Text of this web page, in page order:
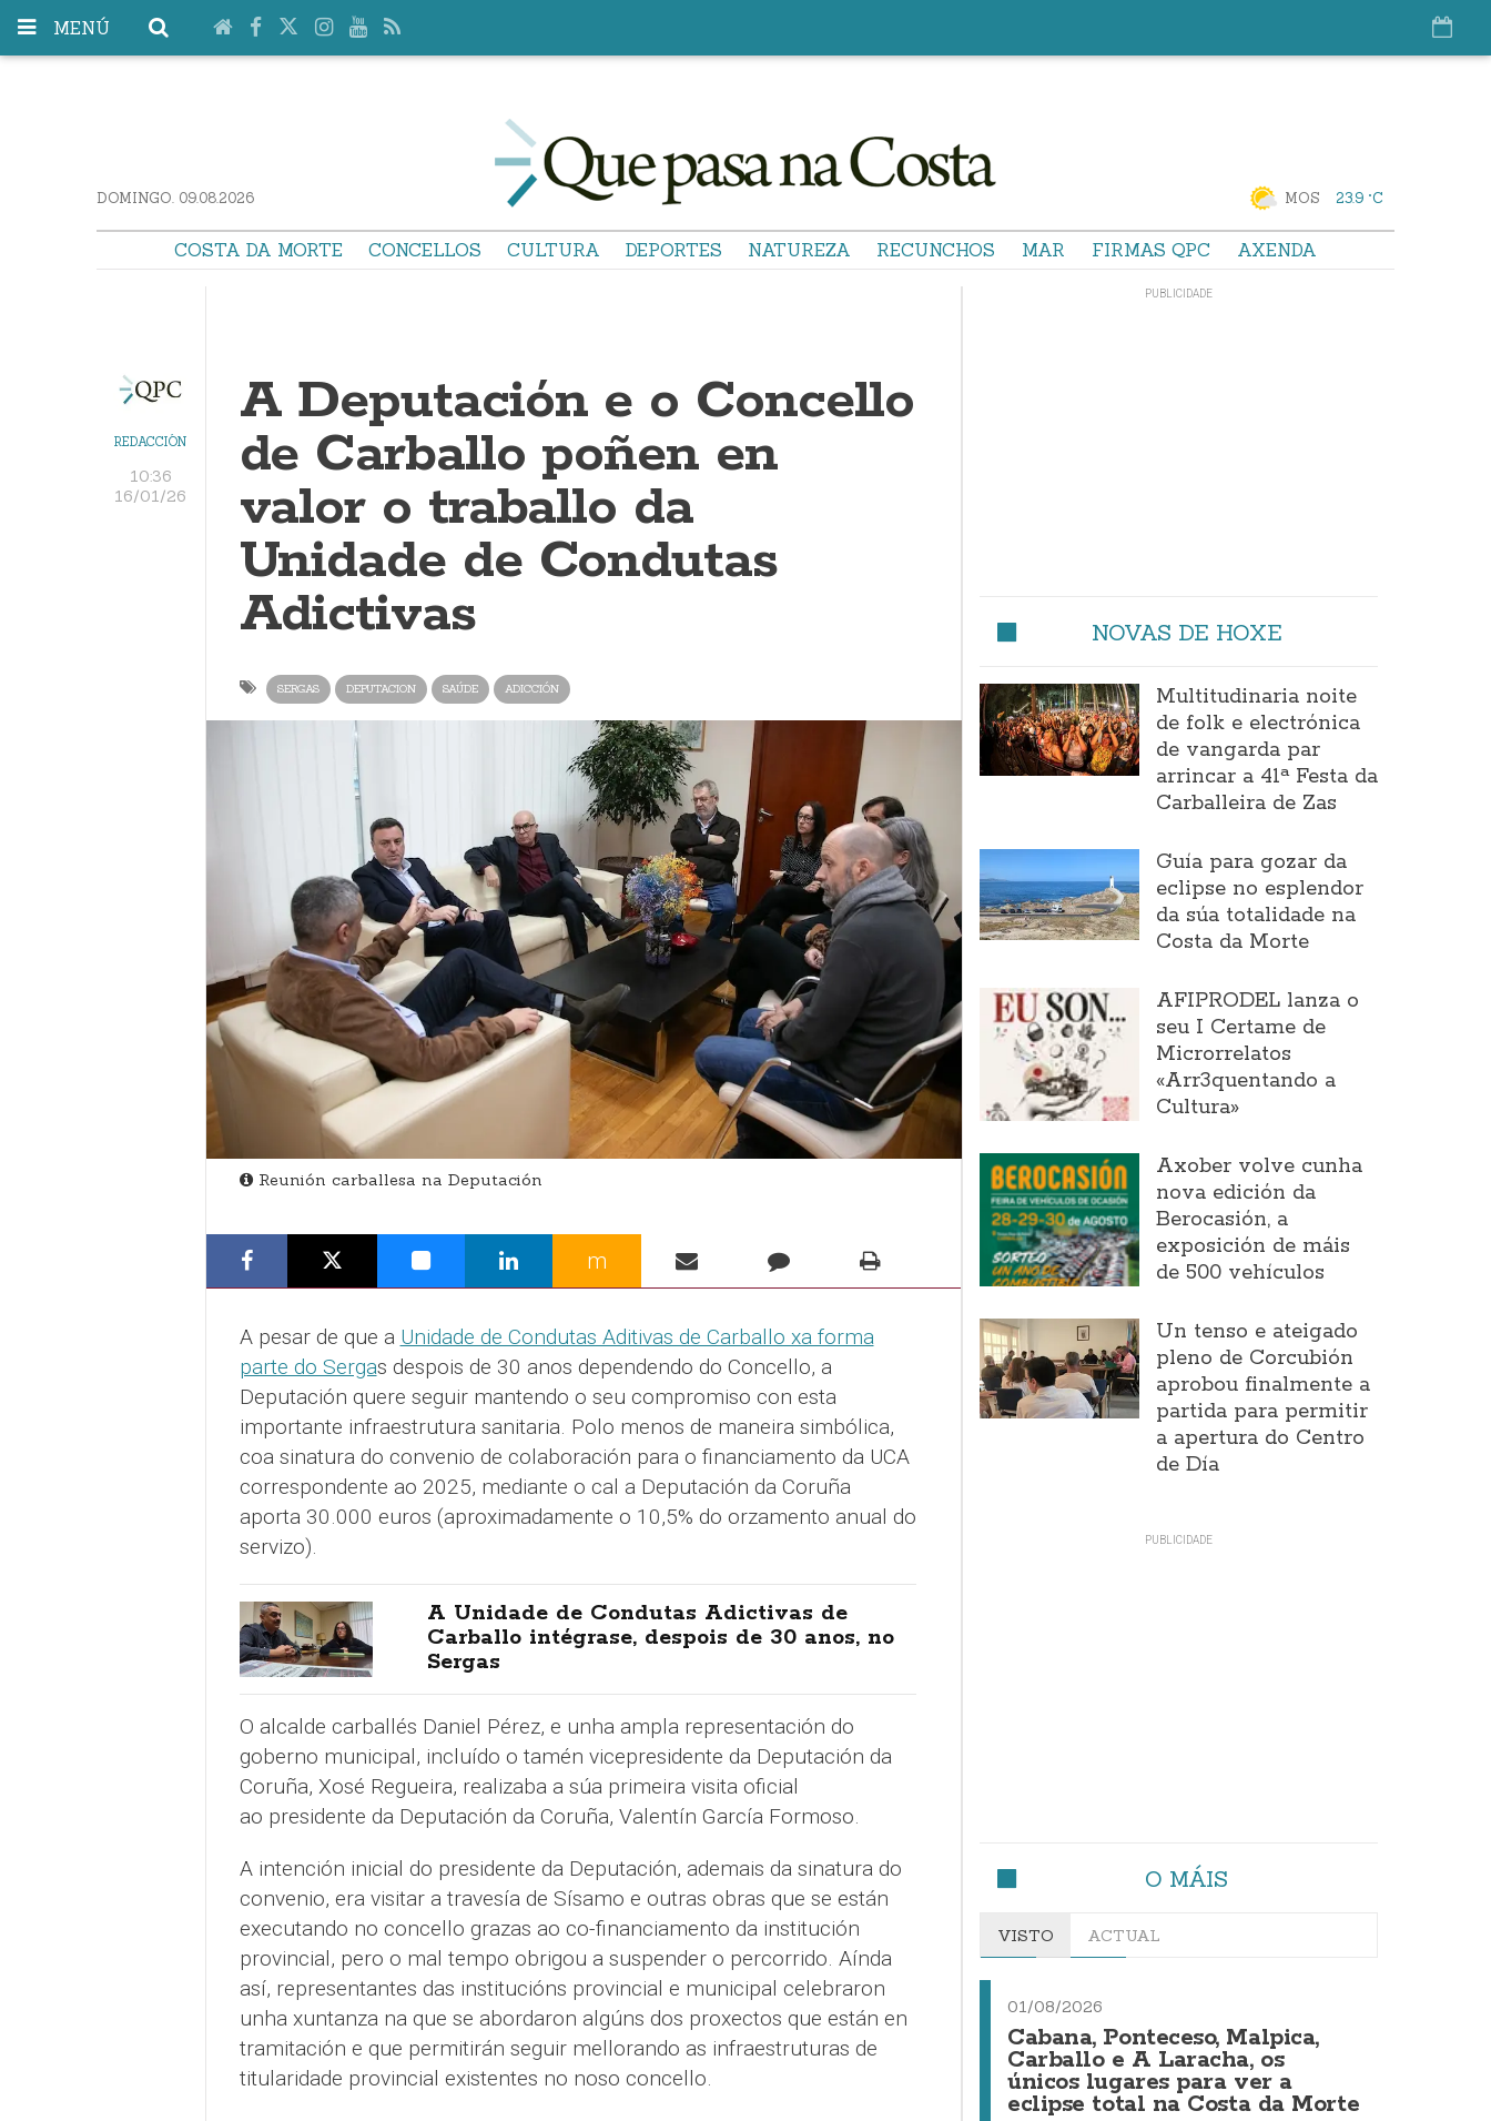
MENÚ
DOMINGO. 09.08.2026 MOS 23.9 °C
COSTA DA MORTE CONCELLOS CULTURA DEPORTES NATUREZA RECUNCHOS MAR FIRMAS QPC AXENDA
REDACCIÓN
10:36
16/01/26
A Deputación e o Concello
de Carballo poñen en
valor o traballo da
Unidade de Condutas
Adictivas
SERGAS DEPUTACION SAÚDE ADICCIÓN
Reunión carballesa na Deputación
m
A pesar de que a Unidade de Condutas Aditivas de Carballo xa forma
parte do Sergas despois de 30 anos dependendo do Concello, a
Deputación quere seguir mantendo o seu compromiso con esta
importante infraestrutura sanitaria. Polo menos de maneira simbólica,
coa sinatura do convenio de colaboración para o financiamento da UCA
correspondente ao 2025, mediante o cal a Deputación da Coruña
aporta 30.000 euros (aproximadamente o 10,5% do orzamento anual do
servizo).
A Unidade de Condutas Adictivas de
Carballo intégrase, despois de 30 anos, no
Sergas
O alcalde carballés Daniel Pérez, e unha ampla representación do
goberno municipal, incluído o tamén vicepresidente da Deputación da
Coruña, Xosé Regueira, realizaba a súa primeira visita oficial
ao presidente da Deputación da Coruña, Valentín García Formoso.
A intención inicial do presidente da Deputación, ademais da sinatura do
convenio, era visitar a travesía de Sísamo e outras obras que se están
executando no concello grazas ao co-financiamento da institución
provincial, pero o mal tempo obrigou a suspender o percorrido. Aínda
así, representantes das institucións provincial e municipal celebraron
unha xuntanza na que se abordaron algúns dos proxectos que están en
tramitación e que permitirán seguir mellorando as infraestruturas de
titularidade provincial existentes no noso concello.
NOVAS DE HOXE
Multitudinaria noite
de folk e electrónica
de vangarda par
arrincar a 41ª Festa da
Carballeira de Zas
Guía para gozar da
eclipse no esplendor
da súa totalidade na
Costa da Morte
AFIPRODEL lanza o
seu I Certame de
Microrrelatos
«Arr3quentando a
Cultura»
Axober volve cunha
nova edición da
Berocasión, a
exposición de máis
de 500 vehículos
Un tenso e ateigado
pleno de Corcubión
aprobou finalmente a
partida para permitir
a apertura do Centro
de Día
O MÁIS
VISTO ACTUAL
01/08/2026
Cabana, Ponteceso, Malpica,
Carballo e A Laracha, os
únicos lugares para ver a
eclipse total na Costa da Morte